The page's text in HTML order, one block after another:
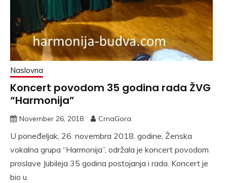
Naslovna
Koncert povodom 35 godina rada ŽVG
“Harmonija”
November 26, 2018 CrnaGora
U poneđeljak, 26. novembra 2018. godine, Ženska
vokalna grupa “Harmonija”, održala je koncert povodom
proslave Jubileja 35 godina postojanja i rada. Koncert je
bio u